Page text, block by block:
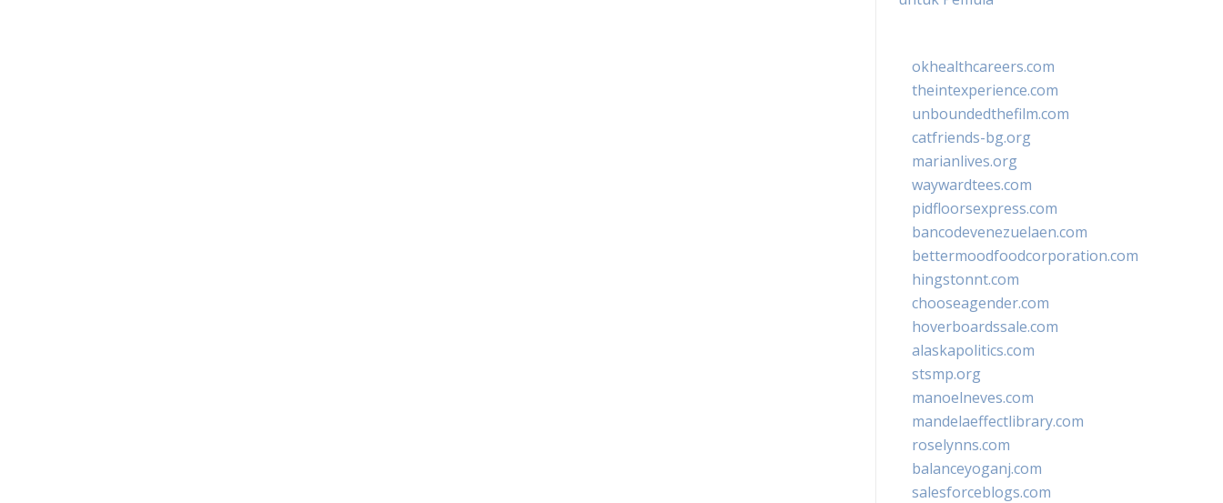
okhealthcareers.com
theintexperience.com
unboundedthefilm.com
catfriends-bg.org
marianlives.org
waywardtees.com
pidfloorsexpress.com
bancodevenezuelaen.com
bettermoodfoodcorporation.com
hingstonnt.com
chooseagender.com
hoverboardssale.com
alaskapolitics.com
stsmp.org
manoelneves.com
mandelaeffectlibrary.com
roselynns.com
balanceyoganj.com
salesforceblogs.com